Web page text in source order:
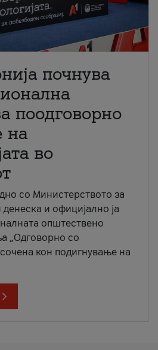
почнува
поодговорно
на
во
со Министерството за
и официјално ја
општествено
„Одговорно со
кон подигнување на